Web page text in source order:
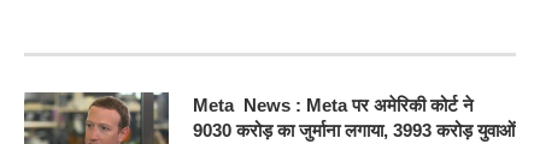
Meta News : Meta पर अमेरिकी कोर्ट ने
9030 करोड़ का जुर्माना लगाया, 3993 करोड़ युवाओं